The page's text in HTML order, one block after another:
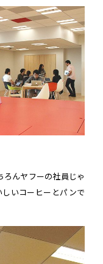
ろんヤフーの社員じゃ
いコーヒーとパンで